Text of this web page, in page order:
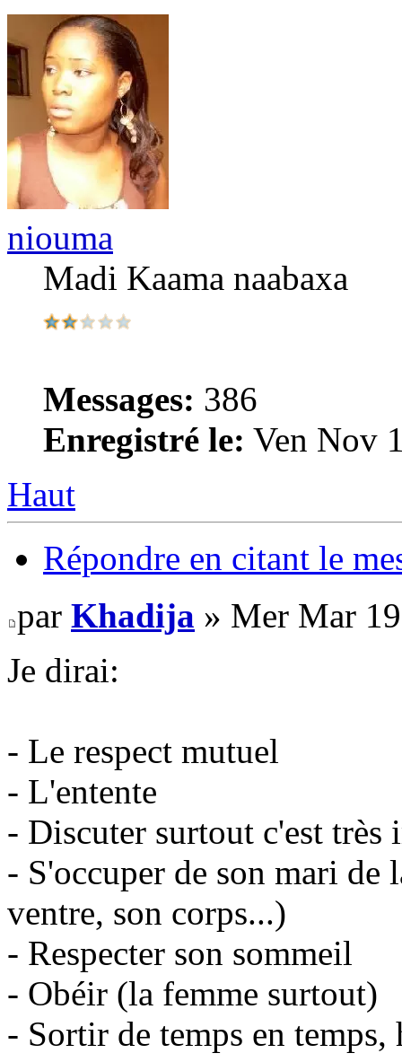
niouma
Madi Kaama naabaxa
Messages: 386
Enregistré le: Ven Nov
Haut
Répondre en citant le
par Khadija » Mer Mar
Je dirai:
- Le respect mutuel
- L'entente
- Discuter surtout c'est très
- S'occuper de son mari de
ventre, son corps...)
- Respecter son sommeil
- Obéir (la femme surtout)
- Sortir de temps en